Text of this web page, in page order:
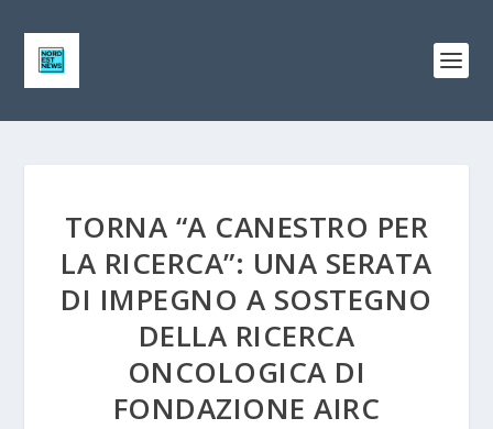
TORNA “A CANESTRO PER
LA RICERCA”: UNA SERATA
DI IMPEGNO A SOSTEGNO
DELLA RICERCA
ONCOLOGICA DI
FONDAZIONE AIRC